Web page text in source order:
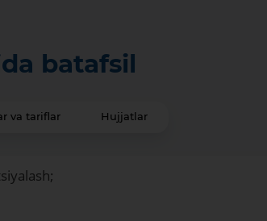
batafsil
va tariflar Hujjatlar